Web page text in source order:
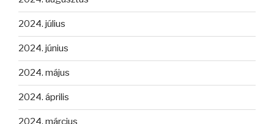
2024. július
2024. június
2024. május
2024. április
2024. március